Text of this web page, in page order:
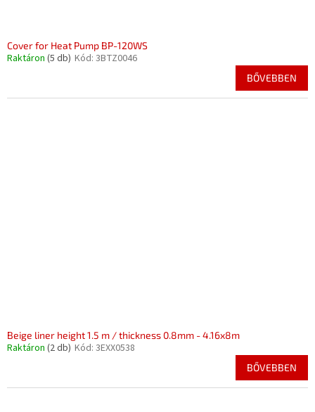
Cover for Heat Pump BP-120WS
Raktáron (5 db) Kód: 3BTZ0046
BŐVEBBEN
Beige liner height 1.5 m / thickness 0.8mm - 4.16x8m
Raktáron (2 db) Kód: 3EXX0538
BŐVEBBEN